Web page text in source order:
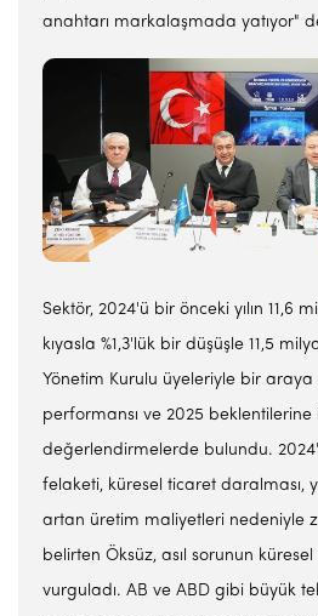
anahtarı markalaşmada yatıyor"
Sektör, 2024'ü bir önceki yılın 11,6
kıyasla %1,3'lük bir düşüşle 11,5
Yönetim Kurulu üyeleriyle bir araya
performansı ve 2025 beklentilerine
değerlendirmelerde bulundu.
felaketi, küresel ticaret daralması,
artan üretim maliyetleri nedeniyle
belirten Öksüz, asıl sorunun
vurguladı. AB ve ABD gibi büyük